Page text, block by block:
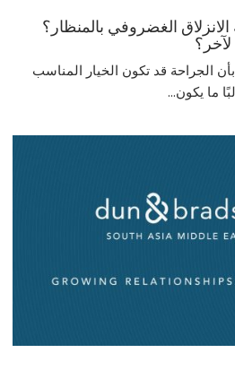
الغضروفي بالمنظار؟
الجراحة قد تكون الخيار المناسب
ما يكون...